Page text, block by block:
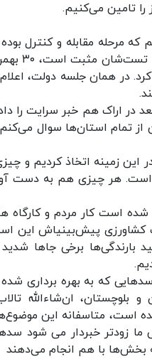
را تامین می‌کنیم.
مرحله مقابله و کنترل بوده
۳۰ بهمن شروع شد. روزی که متوجه شدیم یکی،
کرد. در همان جلسه دولت،
همان ۳۰ بهمن در قم بود و روز بعد در اراک هم خبر سرایت
تمام استان‌ها سوال می‌کنم
این زمینه اتخاذ کردیم و
است. هر چیزی هم به دست
است کار مردم و کارگاه
کشاورزی پیش‌بینیاش این
بارندگی‌ها برخی جاها
سدهایی که به بهره برداری
ان‌شاءالله
است، متاسفانه این
ما زودتر خبردار می شود
بخش‌ها با هم انجام می‌دهند